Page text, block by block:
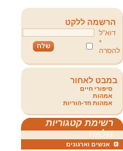
הרשמה ללקט
דוא"ל
*
להסרה
במבט לאחור
סיפורי חיים
אמהות
אמהות חד-הוריות
רשימת קטגוריות
מלאה
אנשים וארגונים